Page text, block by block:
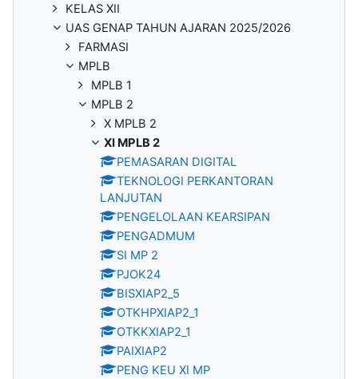
KELAS XII
UAS GENAP TAHUN AJARAN 2025/2026
FARMASI
MPLB
MPLB 1
MPLB 2
X MPLB 2
XI MPLB 2
PEMASARAN DIGITAL
TEKNOLOGI PERKANTORAN
LANJUTAN
PENGELOLAAN KEARSIPAN
PENGADMUM
SI MP 2
PJOK24
BISXIAP2_5
OTKHPXIAP2_1
OTKKXIAP2_1
PAIXIAP2
PENG KEU XI MP